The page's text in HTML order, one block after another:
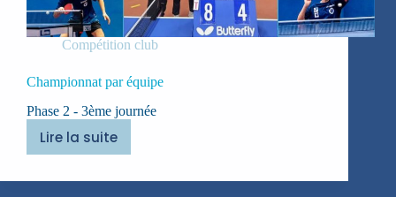
Compétition club
Championnat par équipe
Phase 2 - 3ème journée
Lire la suiteChampionnat
équipe